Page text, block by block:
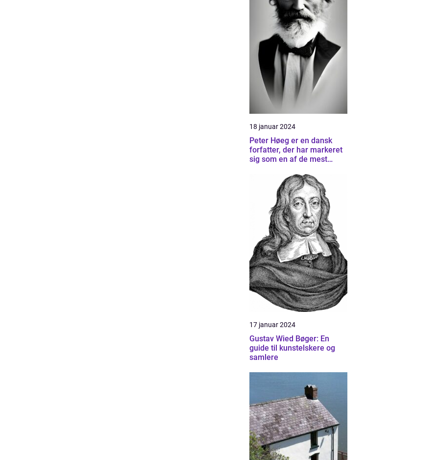
18 januar 2024
Peter Høeg er en dansk
forfatter, der har markeret
sig som en af de mest
inden for dansk litteratur
17 januar 2024
Gustav Wied Bøger: En
guide til kunstelskere og
samlere